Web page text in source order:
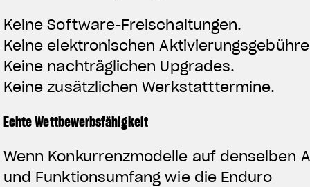
Keine Software-Freischaltungen.
Keine elektronischen
Keine nachträglichen Upgrades.
Keine zusätzlichen Werkstatttermine.
Echte Wettbewerbsfähigkeit
Wenn Konkurrenzmodelle auf denselben
und Funktionsumfang wie die Enduro